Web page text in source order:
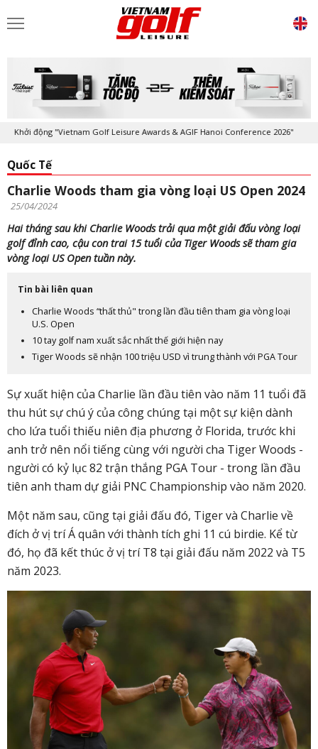
động "Vietnam Golf Leisure Awards & AGIF Hanoi Conference 2026"
Quốc Tế
Charlie Woods tham gia vòng loại US Open 2024
25/04/2024
Hai tháng sau khi Charlie Woods trải qua một giải đấu vòng loại
golf đỉnh cao, cậu con trai 15 tuổi của Tiger Woods sẽ tham gia
vòng loại US Open tuần này.
Tin bài liên quan
Charlie Woods “thất thủ" trong lần đầu tiên tham gia vòng loại
U.S. Open
10 tay golf nam xuất sắc nhất thế giới hiện nay
Tiger Woods sẽ nhận 100 triệu USD vì trung thành với PGA Tour
Sự xuất hiện của Charlie lần đầu tiên vào năm 11 tuổi đã
thu hút sự chú ý của công chúng tại một sự kiện dành
cho lứa tuổi thiếu niên địa phương ở Florida, trước khi
anh trở nên nổi tiếng cùng với người cha Tiger Woods -
người có kỷ lục 82 trận thắng PGA Tour - trong lần đầu
tiên anh tham dự giải PNC Championship vào năm 2020.
Một năm sau, cũng tại giải đấu đó, Tiger và Charlie về
đích ở vị trí Á quân với thành tích ghi 11 cú birdie. Kể từ
đó, họ đã kết thúc ở vị trí T8 tại giải đấu năm 2022 và T5
năm 2023.